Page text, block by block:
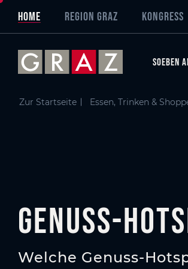
Zum Hauptinhalt springen
Zum Inhaltsverzeichnis springen
Zur Hauptnavigation springen
Übersicht aller Inhalte
Genuss-Hotspots in Graz
GEnuss-Hotspots
Genuss-Hotspots in Graz
HOME REGION GRAZ KONGRESS
SOEBEN
Zur Startseite Essen, Trinken &
Genuss-
Welche Genuss-